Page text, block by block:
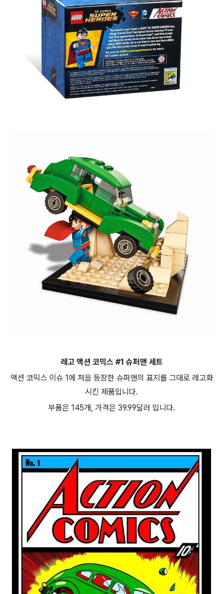
레고 액션 코믹스 #1 슈퍼맨 세트
액션 코믹스 이슈 1에 처음 등장한 슈퍼맨의 표지를 그대로 레고화
시킨 제품입니다.
부품은 145개, 가격은 39.99달러 입니다.